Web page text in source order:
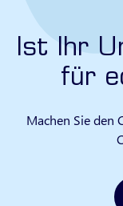
Ist Ihr
für
Machen Sie den